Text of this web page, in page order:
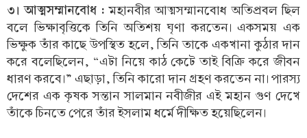
৩। আত্মসম্মানবোধ : মহানবীর আত্মসম্মানবোধ অতিপ্রবল ছিল
বলে ভিক্ষাবৃত্তিকে তিনি অতিশয় ঘৃণা করতেন। একসময় এক
ভিক্ষুক তাঁর কাছে উপস্থিত হলে, তিনি তাকে একখানা কুঠার দান
করে বলেছিলেন, “এটা নিয়ে কাঠ কেটে তাই বিক্রি করে জীবন
ধারণ করবে।” এছাড়া, তিনি কারো দান গ্রহণ করতেন না। পারস্য
দেশের এক কৃষক সন্তান সালমান নবীজীর এই মহান গুণ দেখে
তাঁকে চিনতে পেরে তাঁর ইসলাম ধর্মে দীক্ষিত হয়েছিলেন।